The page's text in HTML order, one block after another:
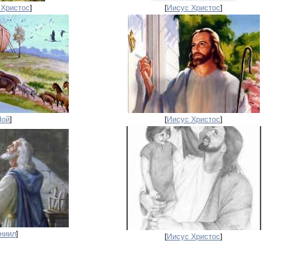
] [Иисус Христос]
] [Иисус Христос]
] [Иисус Христос]